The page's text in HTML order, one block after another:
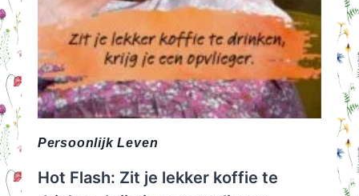
Persoonlijk Leven
Hot Flash: Zit je lekker koffie te